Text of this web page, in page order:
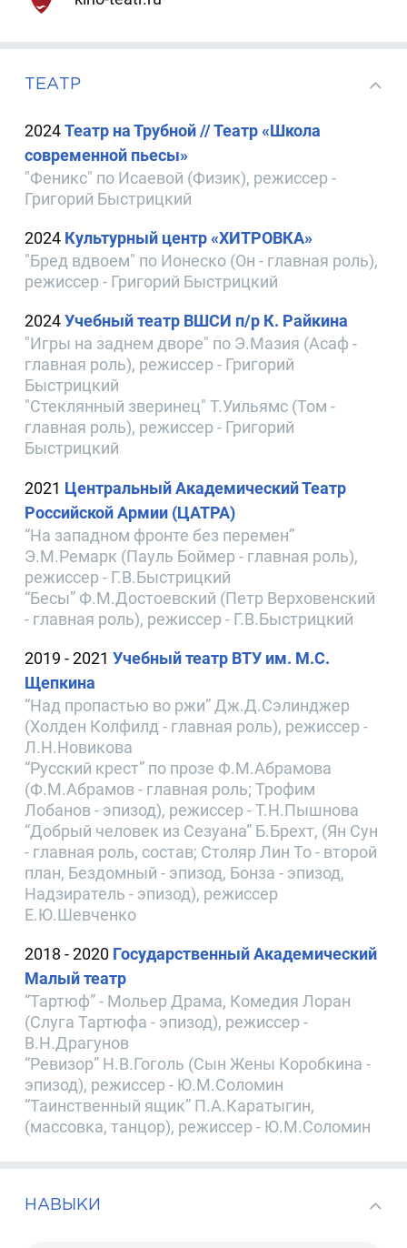
ТЕАТР
2024Театр на Трубной // Театр «Школа
современной пьесы»
"Феникс" по Исаевой (Физик), режиссер -
Григорий Быстрицкий
2024 Культурный центр «ХИТРОВКА»
"Бред вдвоем" по Ионеско (Он - главная роль),
режиссер - Григорий Быстрицкий
2024Учебный театр ВШСИ п/р К. Райкина
"Игры на заднем дворе" по Э.Мазия (Асаф -
главная роль), режиссер - Григорий
Быстрицкий
"Стеклянный зверинец" Т.Уильямс (Том -
главная роль), режиссер - Григорий
Быстрицкий
2021 Центральный Академический Театр
Российской Армии (ЦАТРА)
“На западном фронте без перемен”
Э.М.Ремарк (Пауль Боймер - главная роль),
режиссер - Г.В.Быстрицкий
“Бесы” Ф.М.Достоевский (Петр Верховенский
- главная роль), режиссер - Г.В.Быстрицкий
2019 - 2021Учебный театр ВТУ им. М.С.
Щепкина
“Над пропастью во ржи” Дж.Д.Сэлинджер
(Холден Колфилд - главная роль), режиссер -
Л.Н.Новикова
“Русский крест” по прозе Ф.М.Абрамова
(Ф.М.Абрамов - главная роль; Трофим
Лобанов - эпизод), режиссер - Т.Н.Пышнова
“Добрый человек из Сезуана” Б.Брехт, (Ян Сун
- главная роль, состав; Столяр Лин То - второй
план, Бездомный - эпизод, Бонза - эпизод,
Надзиратель - эпизод), режиссер
Е.Ю.Шевченко
2018 - 2020 Государственный Академический
Малый театр
“Тартюф” - Мольер Драма, Комедия Лоран
(Слуга Тартюфа - эпизод), режиссер -
В.Н.Драгунов
“Ревизор” Н.В.Гоголь (Сын Жены Коробкина -
эпизод), режиссер - Ю.М.Соломин
“Таинственный ящик” П.А.Каратыгин,
(массовка, танцор), режиссер - Ю.М.Соломин
НАВЫКИ